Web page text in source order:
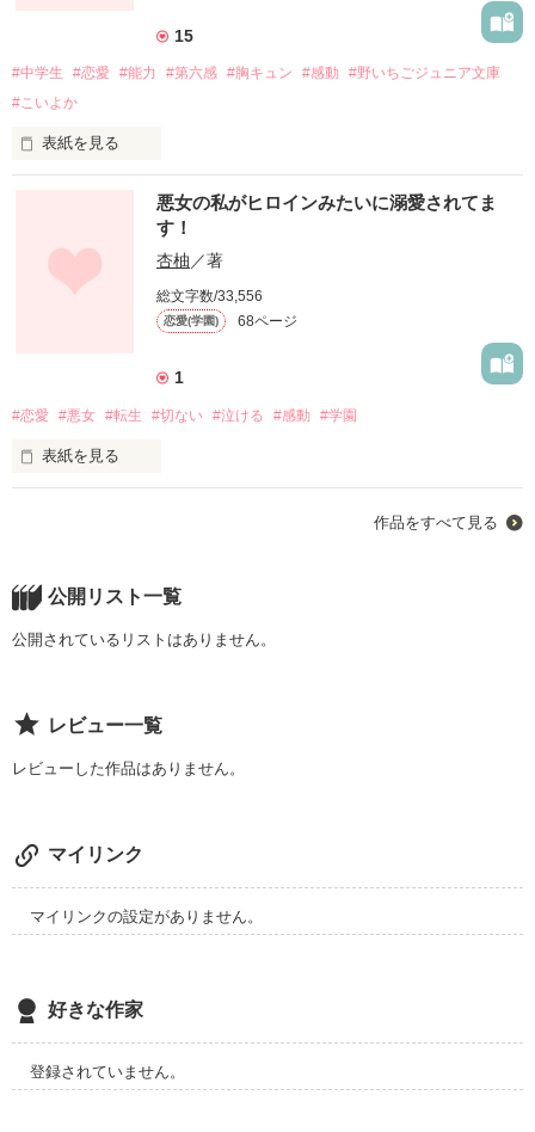
「俺はいつだって茉莉花のこと、女だと思って見てるよ」
だけど本当は誰よりも優しくて、笑顔が眩しくて
私はそんな千瑛が大好きでずっと一緒にいたいと思った。
「俺には茉莉花がいればそれでいいの」
「彼氏なんだからわかるよ」
恋人になった千瑛は甘くて、もっと優しくて
「…千瑛？」
私は気づいてしまった。
千瑛が本当は誰を見ているのかを…。
好きだから。誰よりも、世界で一番大切な人だから。
読者の皆様、ありがとうございます⭐︎
「俺が好きなのはおまえだけだ」
No.2 八神北斗（Yagami Hokuto）
「俺と一緒にいけないことしちゃう？」
No.3 榊世那（Sakaki Sena）
「…あんたのことは、嫌いじゃない」
学校中の誰しもが憧れる、トップに君臨する三人組“三獣士”。
彼らが目をつけた女の子は、世界中でただ一人…。
「…へ？私？」
気が強い貧乏ヒロイン
「あんたがいい」
◇
15
#中学生 #恋愛 #能力 #第六感 #胸キュン #感動 #野いちごジュニア文庫
#こいよか
表紙を見る
この中に、私の運命の人がいることに–––。
人より勘が鋭い強気ヒロイン　#元気 #美少女 #強いヒロイン
全てを見通す鋭い瞳を持つ　#クール #不器用 #一匹狼
一度聴いたものは忘れない耳を持つ　#爽やか #人気アイドル #
浅野聡志（Asano Soshi）
どんな匂いでも嗅ぎ分ける鼻を持つ　#俺様 #チャラ男 #実は料
青柳芳明（Aoyagi Yoshiaki）
感じやすい触感を持つ　#潔癖 #女嫌い #真面目
緒方清春（Ogatg Kiyoharu）
「おまえだから教えたんだ」
「俺に堕ちてみない？」
悪女の私がヒロインみたいに溺愛されてま
す！
杏柚／著
総文字数/33,556
恋愛(学園) 68ページ
1
#恋愛 #悪女 #転生 #切ない #泣ける #感動 #学園
表紙を見る
傲慢で、自分勝手で、みんなから嫌われていて、
そして、誰よりも孤独な悪女。
宝槻 乃愛（Houtsuki Noa）
誰よりも傲慢で、わがままで、人を傷つけることをなんとも思
わない。
「…私のことも見てよ」
だけの女の子。
そんな悪女に、私が転生しちゃった…？
作品をすべて見る
公開リスト一覧
公開されているリストはありません。
レビュー一覧
レビューした作品はありません。
マイリンク
マイリンクの設定がありません。
好きな作家
登録されていません。